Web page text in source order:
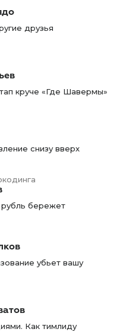
друзья
круче «Где Шавермы»
снизу вверх
бережет
убьет вашу
Как тимлиду